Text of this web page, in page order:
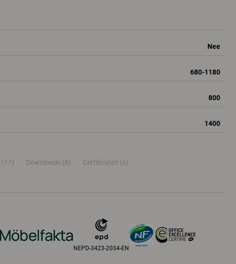
Nee
680-1180
800
1400
(17) Downloads (8) Certificaten (6)
NEPD-3423-2034-EN